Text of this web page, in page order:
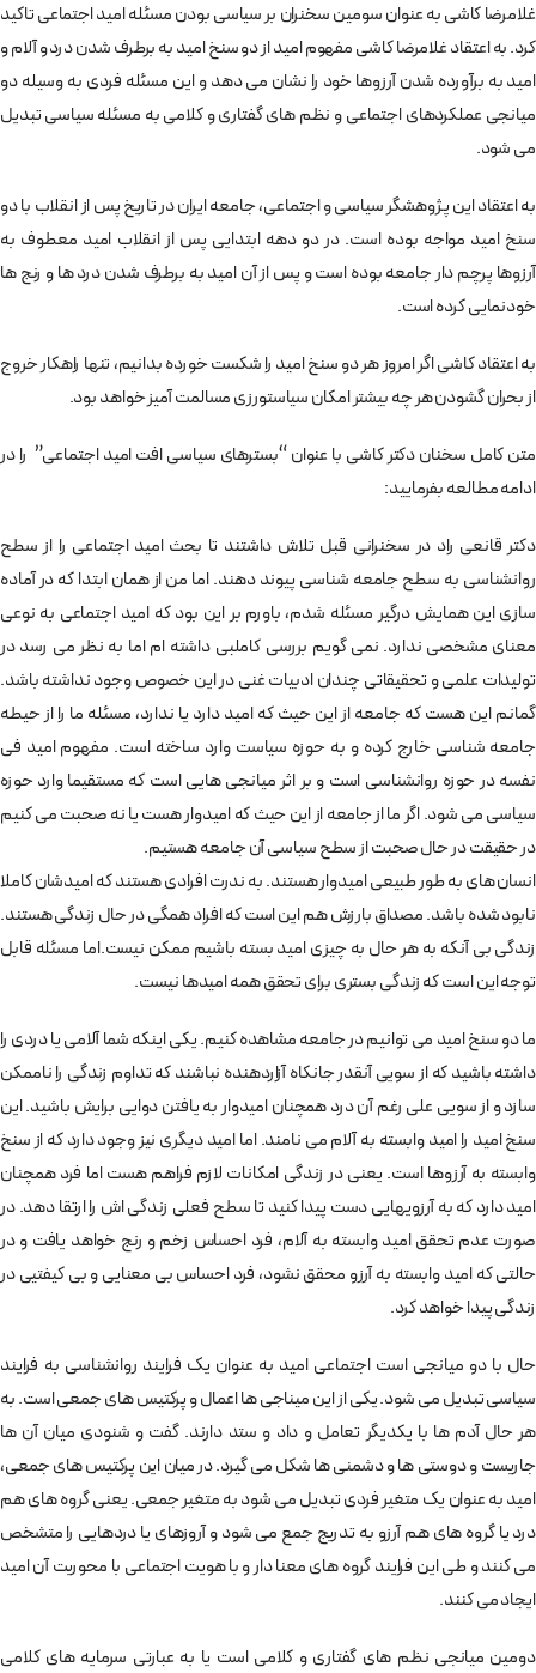
غلامرضا کاشی به عنوان سومین سخنران بر سیاسی بودن مسئله امید اجتماعی تاکید
کرد. به اعتقاد غلامرضا کاشی مفهوم امید از دو سنخ امید به برطرف شدن درد و آلام و
امید به برآورده شدن آرزوها خود را نشان می دهد و این مسئله فردی به وسیله دو
میانجی عملکردهای اجتماعی و نظم های گفتاری و کلامی به مسئله سیاسی تبدیل
می شود.
به اعتقاد این پژوهشگر سیاسی و اجتماعی، جامعه ایران در تاریخ پس از انقلاب با دو
سنخ امید مواجه بوده است. در دو دهه ابتدایی پس از انقلاب امید معطوف به
آرزوها پرچم دار جامعه بوده است و پس از آن امید به برطرف شدن درد ها و رنج ها
خودنمایی کرده است.
به اعتقاد کاشی اگر امروز هر دو سنخ امید را شکست خورده بدانیم، تنها راهکار خروج
از بحران گشودن هر چه بیشتر امکان سیاستورزی مسالمت آمیز خواهد بود.
متن کامل سخنان دکتر کاشی با عنوان “بسترهای سیاسی افت امید اجتماعی” را در
ادامه مطالعه بفرمایید:
دکتر قانعی راد در سخنرانی قبل تلاش داشتند تا بحث امید اجتماعی را از سطح
روانشناسی به سطح جامعه شناسی پیوند دهند. اما من از همان ابتدا که در آماده
سازی این همایش درگیر مسئله شدم، باورم بر این بود که امید اجتماعی به نوعی
معنای مشخصی ندارد. نمی گویم بررسی کاملبی داشته ام اما به نظر می رسد در
تولیدات علمی و تحقیقاتی چندان ادبیات غنی در این خصوص وجود نداشته باشد.
گمانم این هست که جامعه از این حیث که امید دارد یا ندارد، مسئله ما را از حیطه
جامعه شناسی خارج کرده و به حوزه سیاست وارد ساخته است. مفهوم امید فی
نفسه در حوزه روانشناسی است و بر اثر میانجی هایی است که مستقیما وارد حوزه
سیاسی می شود. اگر ما از جامعه از این حیث که امیدوار هست یا نه صحبت می کنیم
در حقیقت در حال صحبت از سطح سیاسی آن جامعه هستیم.
انسان های به طور طبیعی امیدوار هستند. به ندرت افرادی هستند که امیدشان کاملا
نابود شده باشد. مصداق بارزش هم این است که افراد همگی در حال زندگی هستند.
زندگی بی آنکه به هر حال به چیزی امید بسته باشیم ممکن نیست.اما مسئله قابل
توجه این است که زندگی بستری برای تحقق همه امیدها نیست.
ما دو سنخ امید می توانیم در جامعه مشاهده کنیم. یکی اینکه شما آلامی یا دردی را
داشته باشید که از سویی آنقدر جانکاه آزاردهنده نباشند که تداوم زندگی را ناممکن
سازد و از سویی علی رغم آن درد همچنان امیدوار به یافتن دوایی برایش باشید. این
سنخ امید را امید وابسته به آلام می نامند. اما امید دیگری نیز وجود دارد که از سنخ
وابسته به آرزوها است. یعنی در زندگی امکانات لازم فراهم هست اما فرد همچنان
امید دارد که به آرزویهایی دست پیدا کنید تا سطح فعلی زندگی اش را ارتقا دهد. در
صورت عدم تحقق امید وابسته به آلام، فرد احساس زخم و رنج خواهد یافت و در
حالتی که امید وابسته به آرزو محقق نشود، فرد احساس بی معنایی و بی کیفتیی در
زندگی پیدا خواهد کرد.
حال با دو میانجی است اجتماعی امید به عنوان یک فرایند روانشناسی به فرایند
سیاسی تبدیل می شود. یکی از این میناجی ها اعمال و پرکتیس های جمعی است. به
هر حال آدم ها با یکدیگر تعامل و داد و ستد دارند. گفت و شنودی میان آن ها
جاریست و دوستی ها و دشمنی ها شکل می گیرد. در میان این پرکتیس های جمعی،
امید به عنوان یک متغیر فردی تبدیل می شود به متغیر جمعی. یعنی گروه های هم
درد یا گروه های هم آرزو به تدریج جمع می شود و آروزهای یا دردهایی را متشخص
می کنند و طی این فرایند گروه های معنا دار و با هویت اجتماعی با محوریت آن امید
ایجاد می کنند.
دومین میانجی نظم های گفتاری و کلامی است یا به عبارتی سرمایه های کلامی